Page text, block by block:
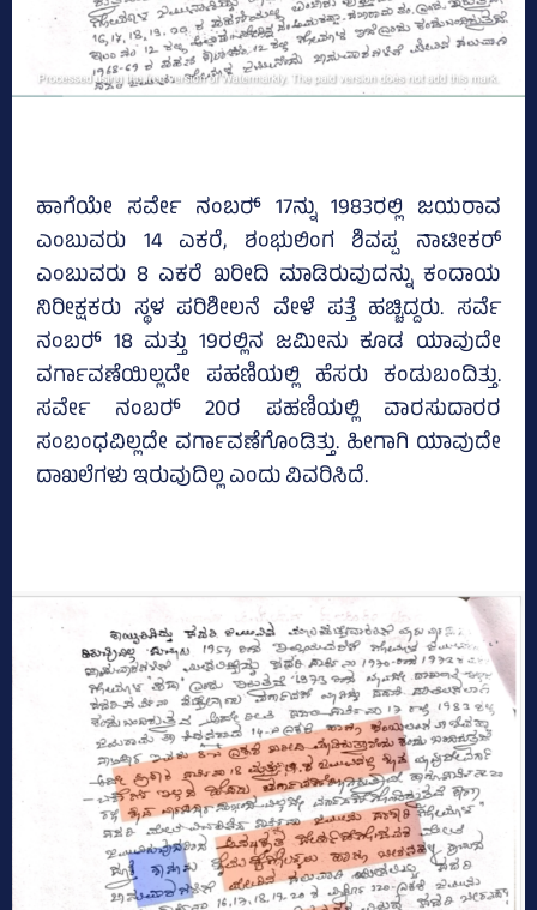
ಹಾಗೆಯೇ ಸರ್ವೇ ನಂಬರ್‍‌ 17ನ್ನು 1983ರಲ್ಲಿ ಜಯರಾವ
ಎಂಬುವರು 14 ಎಕರೆ, ಶಂಭುಲಿಂಗ ಶಿವಪ್ಪ ನಾಟೀಕರ್
ಎಂಬುವರು 8 ಎಕರೆ ಖರೀದಿ ಮಾಡಿರುವುದನ್ನು ಕಂದಾಯ
ನಿರೀಕ್ಷಕರು ಸ್ಥಳ ಪರಿಶೀಲನೆ ವೇಳೆ ಪತ್ತೆ ಹಚ್ಚಿದ್ದರು. ಸರ್ವೆ
ನಂಬರ್‍‌ 18 ಮತ್ತು 19ರಲ್ಲಿನ ಜಮೀನು ಕೂಡ ಯಾವುದೇ
ವರ್ಗಾವಣೆಯಿಲ್ಲದೇ ಪಹಣಿಯಲ್ಲಿ ಹೆಸರು ಕಂಡುಬಂದಿತ್ತು.
ಸರ್ವೇ ನಂಬರ್‍‌ 20ರ ಪಹಣಿಯಲ್ಲಿ ವಾರಸುದಾರರ
ಸಂಬಂಧವಿಲ್ಲದೇ ವರ್ಗಾವಣೆಗೊಂಡಿತ್ತು. ಹೀಗಾಗಿ ಯಾವುದೇ
ದಾಖಲೆಗಳು ಇರುವುದಿಲ್ಲ ಎಂದು ವಿವರಿಸಿದೆ.